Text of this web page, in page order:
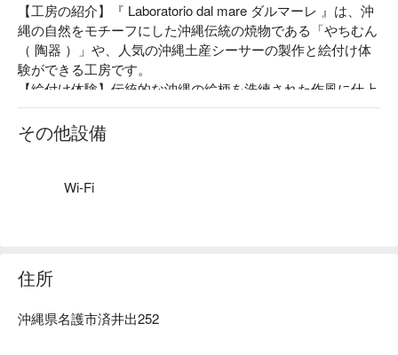
【工房の紹介】『 Laboratorio dal mare ダルマーレ 』は、沖
縄の自然をモチーフにした沖縄伝統の焼物である「やちむん
（ 陶器 ）」や、人気の沖縄土産シーサーの製作と絵付け体
験ができる工房です。
【絵付け体験】伝統的な沖縄の絵柄を洗練された作風に仕上
げることで評価の高いダルマーレの器。そんな器の絵付け体
験で世界にひとつしかないあなたの器を作ることができま
す。完成した作品は、約一ヶ月後に国際郵便でご自宅に配送
【ロケーション】沖縄本島北部、屋我地島の豊かな自然に囲
その他設備
Wi-Fi
住所
沖縄県名護市済井出252